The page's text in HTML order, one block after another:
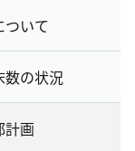
ついて
数の状況
計画